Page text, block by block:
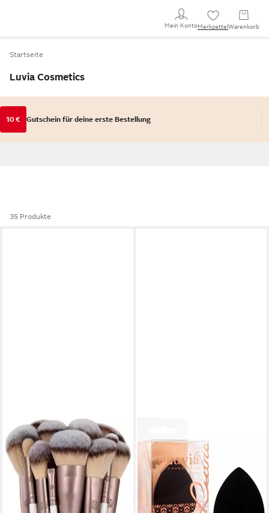
Mein KontoMerkzettel Warenkorb
Startseite
Luvia Cosmetics
10 € Gutschein für deine erste Bestellung
35 Produkte